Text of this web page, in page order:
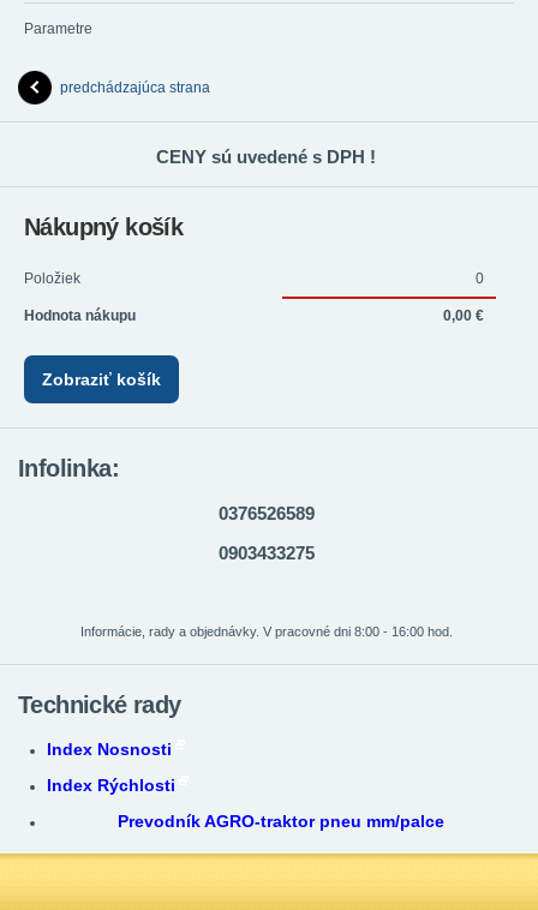
Parametre
predchádzajúca strana
CENY sú uvedené s DPH !
Nákupný košík
Položiek 0
Hodnota nákupu 0,00 €
Zobraziť košík
Infolinka:
0376526589
0903433275
Informácie, rady a objednávky. V pracovné dni 8:00 - 16:00 hod.
Technické rady
Index Nosnosti
Index Rýchlosti
Prevodník AGRO-traktor pneu mm/palce